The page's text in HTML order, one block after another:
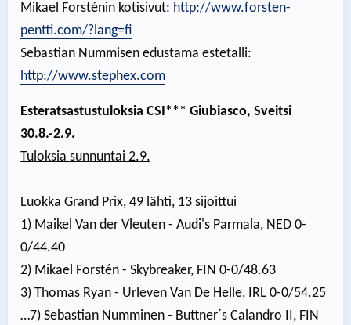
Mikael Forsténin kotisivut: http://www.forsten-
pentti.com/?lang=fi
Sebastian Nummisen edustama estetalli:
http://www.stephex.com
Esteratsastustuloksia CSI*** Giubiasco, Sveitsi
30.8.-2.9.
Tuloksia sunnuntai 2.9.
Luokka Grand Prix, 49 lähti, 13 sijoittui
1) Maikel Van der Vleuten - Audi's Parmala, NED 0-
0/44.40
2) Mikael Forstén - Skybreaker, FIN 0-0/48.63
3) Thomas Ryan - Urleven Van De Helle, IRL 0-0/54.25
…7) Sebastian Numminen - Buttner´s Calandro II, FIN